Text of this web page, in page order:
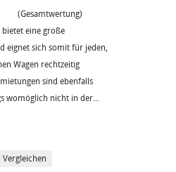
(Gesamtwertung)
bietet eine große
eignet sich somit für jeden,
Wagen rechtzeitig
sind ebenfalls
womöglich nicht in der...
Vergleichen